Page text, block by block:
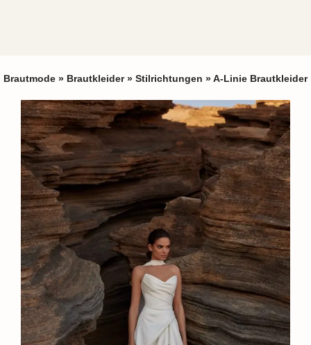
Brautmode » Brautkleider» Stilrichtungen » A-Linie Brautkleider